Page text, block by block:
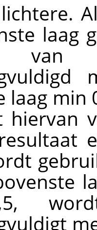
laag
van
laag min
hiervan